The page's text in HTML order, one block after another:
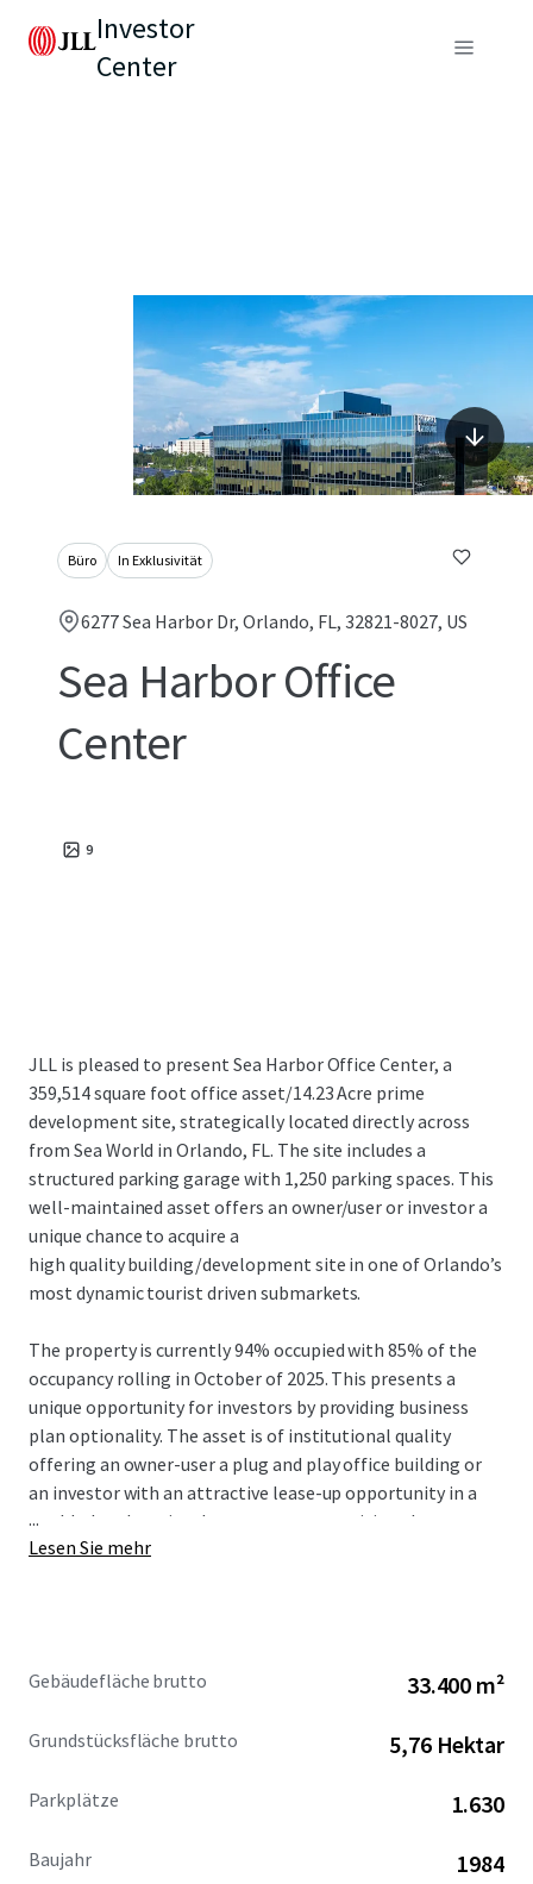
Investor
Center
Büro In Exklusivität
6277 Sea Harbor Dr, Orlando, FL, 32821-8027, US
Sea Harbor Office
Center
9
JLL is pleased to present Sea Harbor Office Center, a
359,514 square foot office asset/14.23 Acre prime
development site, strategically located directly across
from Sea World in Orlando, FL. The site includes a
structured parking garage with 1,250 parking spaces. This
well-maintained asset offers an owner/user or investor a
unique chance to acquire a
high quality building/development site in one of Orlando’s
most dynamic tourist driven submarkets.
The property is currently 94% occupied with 85% of the
occupancy rolling in October of 2025. This presents a
unique opportunity for investors by providing business
plan optionality. The asset is of institutional quality
offering an owner-user a plug and play office building or
an investor with an attractive lease-up opportunity in a
world-class location. Investors can reposition the asset
for development, capitalizing on the area’s strong
...
Lesen Sie mehr
Gebäudefläche brutto 33.400 m²
Grundstücksfläche brutto 5,76 Hektar
Parkplätze 1.630
Baujahr 1984